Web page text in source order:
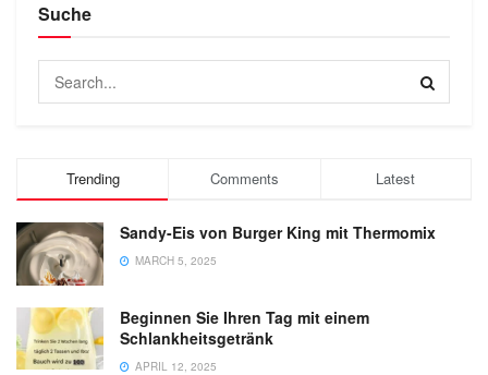
Suche
Trending Comments Latest
Sandy-Eis von Burger King mit Thermomix
MARCH 5, 2025
Beginnen Sie Ihren Tag mit einem
Schlankheitsgetränk
APRIL 12, 2025